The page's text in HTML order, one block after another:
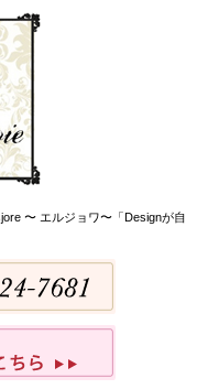
〜 エルジョワ〜「Designが自